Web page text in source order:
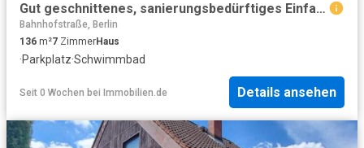
Gut geschnittenes, sanierungsbedürftiges Einfamilienhaus in ruhiger Lage & zusätzlichem Baupotenzial
Bahnhofstraße, Berlin
136 m²7 ZimmerHaus
·Parkplatz·Schwimmbad
Seit 0 Wochen bei Immobilien.de Details ansehen